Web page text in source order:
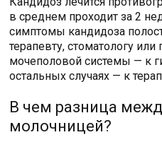
в среднем проходит за 2
симптомы кандидоза
терапевту, стоматологу или
мочеполовой системы — к
остальных случаях — к
В чем разница
молочницей?